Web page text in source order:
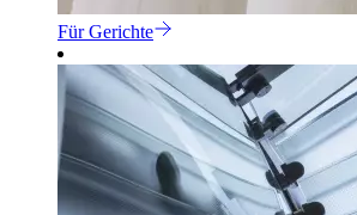
Für Gerichte